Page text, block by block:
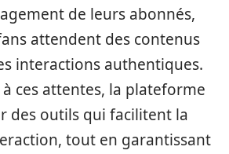
de leurs abonnés,
attendent des contenus
interactions authentiques.
ces attentes, la plateforme
des outils qui facilitent la
tout en garantissant